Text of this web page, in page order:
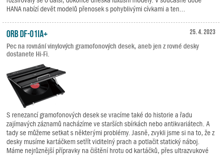
HANA nabízí devět modelů přenosek s pohyblivými cívkami a ten...
25. 4. 2023
ORB DF-01iA+
Pec na rovnání vinylových gramofonových desek, aneb jen z rovné desky
dostanete Hi-Fi.
S renezancí gramofonových desek se vracíme také do historie a řadu
zajímavých záznamů nacházíme ve starších sbírkách nebo antikvariátech. A
tady se můžeme setkat s některými problémy. Jasně, zvykli jsme si na to, že z
desky musíme kartáčkem setřít viditelný prach a potlačit statický náboj.
Máme nejrůznější přípravky na čištění hrotu od kartáčků, přes ultrazvukové